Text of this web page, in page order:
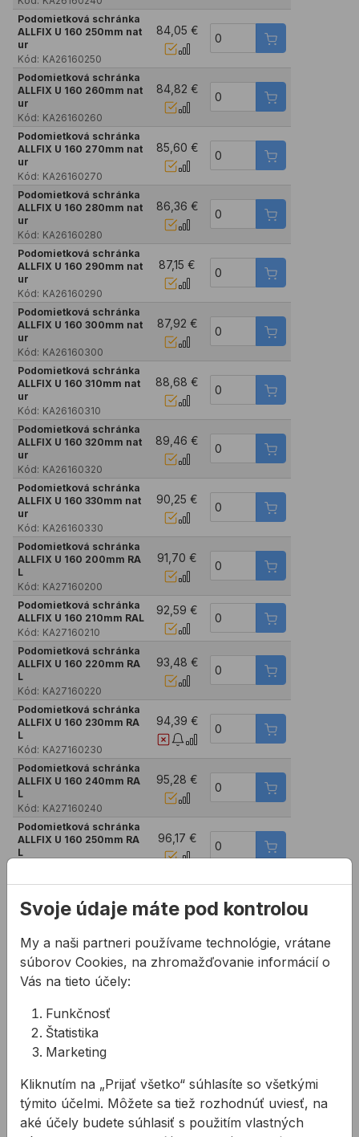
Podomietková schránka
ALLFIX U 160 250mm nat
ur
Kód: KA26160250
84,05 €
Podomietková schránka
ALLFIX U 160 260mm nat
ur
Kód: KA26160260
84,82 €
Podomietková schránka
ALLFIX U 160 270mm nat
ur
Kód: KA26160270
85,60 €
Podomietková schránka
ALLFIX U 160 280mm nat
ur
Kód: KA26160280
86,36 €
Podomietková schránka
ALLFIX U 160 290mm nat
ur
Kód: KA26160290
87,15 €
Podomietková schránka
ALLFIX U 160 300mm nat
ur
Kód: KA26160300
87,92 €
Podomietková schránka
ALLFIX U 160 310mm nat
ur
Kód: KA26160310
88,68 €
Podomietková schránka
ALLFIX U 160 320mm nat
ur
Kód: KA26160320
89,46 €
Podomietková schránka
ALLFIX U 160 330mm nat
ur
Kód: KA26160330
90,25 €
Podomietková schránka
ALLFIX U 160 200mm RA
L
Kód: KA27160200
91,70 €
Podomietková schránka
ALLFIX U 160 210mm RAL
Kód: KA27160210
92,59 €
Podomietková schránka
ALLFIX U 160 220mm RA
L
Kód: KA27160220
93,48 €
Podomietková schránka
ALLFIX U 160 230mm RA
L
Kód: KA27160230
94,39 €
Podomietková schránka
ALLFIX U 160 240mm RA
L
Kód: KA27160240
95,28 €
Podomietková schránka
ALLFIX U 160 250mm RA
L
96,17 €
Podomietková schránka
ALLFIX U 160 260mm RA
L
Podomietková schránka
ALLFIX U 160 270mm RA
L
Kód:
KA27160270
97,96 €
ALLFIX U 160 280mm RA
Podomietková schránka
L
Kód: KA27160290
Podomietková schránka
ALLFIX U 160 300mm RA
100,63 €
Svoje údaje máte pod kontrolou
My a naši partneri používame technológie, vrátane
súborov Cookies, na zhromažďovanie informácií o
Vás na tieto účely:
Funkčnosť
Štatistika
Marketing
Kliknutím na „Prijať všetko“ súhlasíte so všetkými
týmito účelmi. Môžete sa tiež rozhodnúť uviesť, na
aké účely budete súhlasiť s použitím vlastných